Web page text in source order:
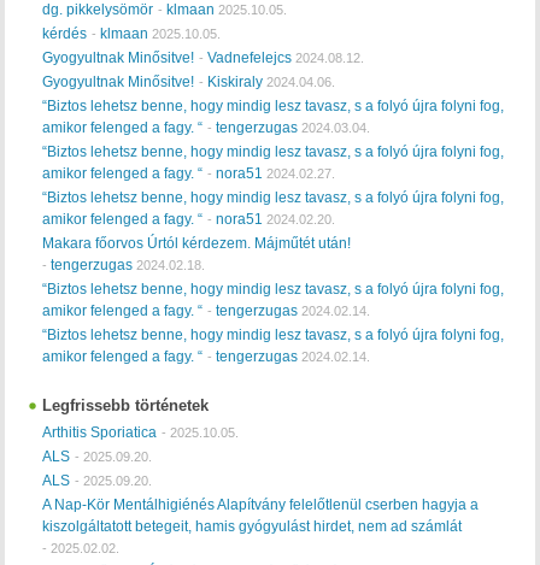
dg. pikkelysömör - klmaan 2025.10.05.
kérdés - klmaan 2025.10.05.
Gyogyultnak Minősitve! -Vadnefelejcs 2024.08.12.
Gyogyultnak Minősitve! - Kiskiraly 2024.04.06.
“Biztos lehetsz benne, hogy mindig lesz tavasz, s a folyó újra folyni fog,
amikor felenged a fagy. “ -tengerzugas 2024.03.04.
“Biztos lehetsz benne, hogy mindig lesz tavasz, s a folyó újra folyni fog,
amikor felenged a fagy. “ -nora51 2024.02.27.
“Biztos lehetsz benne, hogy mindig lesz tavasz, s a folyó újra folyni fog,
amikor felenged a fagy. “ -nora51 2024.02.20.
Makara főorvos Úrtól kérdezem. Májműtét után!
-tengerzugas 2024.02.18.
“Biztos lehetsz benne, hogy mindig lesz tavasz, s a folyó újra folyni fog,
amikor felenged a fagy. “ -tengerzugas 2024.02.14.
“Biztos lehetsz benne, hogy mindig lesz tavasz, s a folyó újra folyni fog,
amikor felenged a fagy. “ -tengerzugas 2024.02.14.
Legfrissebb történetek
Arthitis Sporiatica - 2025.10.05.
ALS - 2025.09.20.
ALS - 2025.09.20.
A Nap-Kör Mentálhigiénés Alapítvány felelőtlenül cserben hagyja a
kiszolgáltatott betegeit, hamis gyógyulást hirdet, nem ad számlát
- 2025.02.02.